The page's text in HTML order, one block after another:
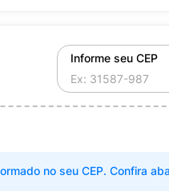
Informe seu CEP
no seu CEP. Confira